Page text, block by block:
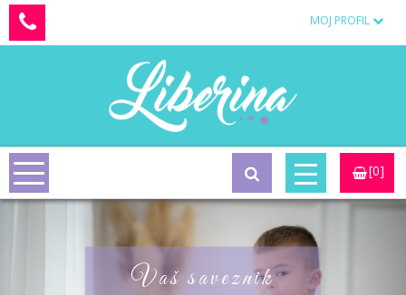
MOJ PROFIL
[0]
Vaš saveznik